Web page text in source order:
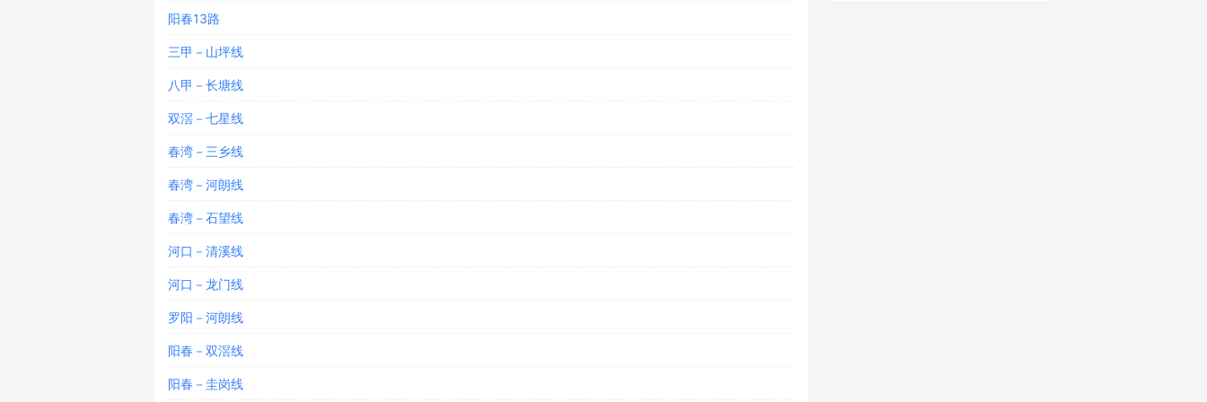
阳春13路
三甲－山坪线
八甲－长塘线
双滘－七星线
春湾－三乡线
春湾－河朗线
春湾－石望线
河口－清溪线
河口－龙门线
罗阳－河朗线
阳春－双滘线
阳春－圭岗线